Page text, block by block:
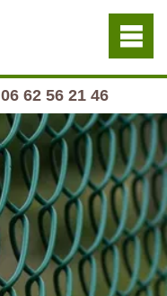
06 62 56 21 46